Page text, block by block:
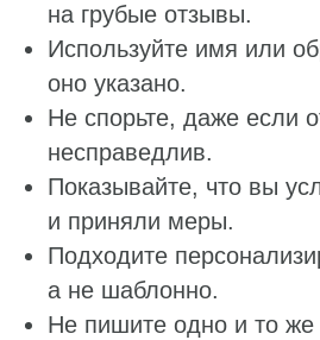
на грубые отзывы.
Используйте имя или
оно указано.
Не спорьте, даже если
несправедлив.
Показывайте, что вы
и приняли меры.
Подходите
а не шаблонно.
Не пишите одно и то